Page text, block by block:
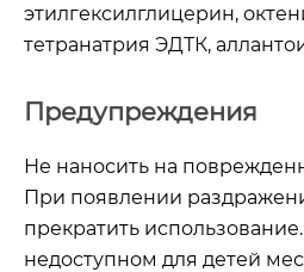
этилгексилглицерин,
тетранатрия ЭДТК,
Предупреждения
Не наносить на
При появлении
прекратить
недоступном для детей